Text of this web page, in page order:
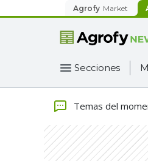
Agrofy Market
Secciones
Temas del